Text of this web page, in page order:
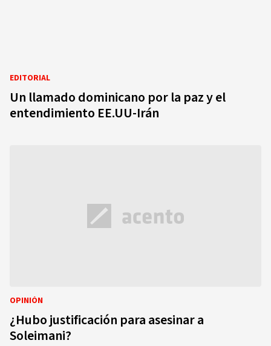
EDITORIAL
Un llamado dominicano por la paz y el
entendimiento EE.UU-Irán
OPINIÓN
¿Hubo justificación para asesinar a
Soleimani?